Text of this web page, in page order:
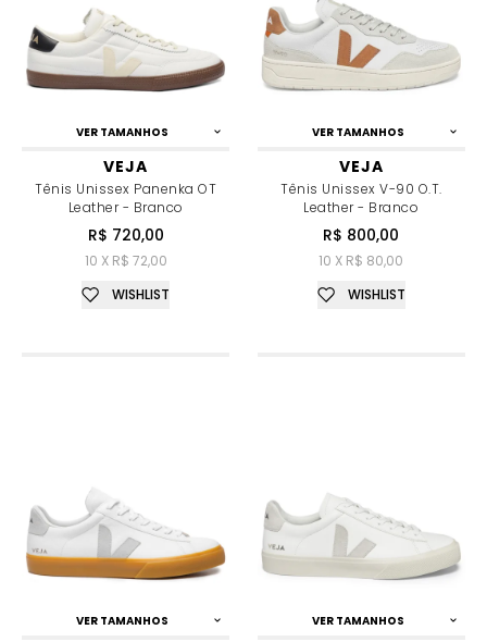
VER TAMANHOS
VEJA
Tênis Unissex Panenka OT
Leather - Branco
R$ 720,00
10 X R$ 72,00
WISHLIST
VER TAMANHOS
VEJA
Tênis Unissex V-90 O.T.
Leather - Branco
R$ 800,00
10 X R$ 80,00
WISHLIST
VER TAMANHOS VER TAMANHOS